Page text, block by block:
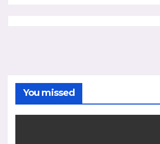
You missed